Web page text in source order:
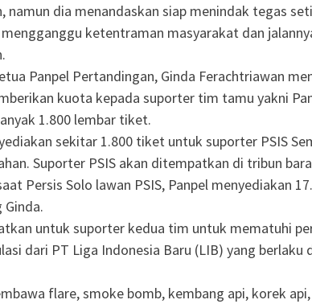
namun dia menandaskan siap menindak tegas
ketentraman masyarakat dan
Panpel Pertandingan, Ginda Ferachtriawan
kuota kepada suporter tim tamu yakni
1.800 lembar tiket.
sekitar 1.800 tiket untuk suporter PSIS
Suporter PSIS akan ditempatkan di tribun
Persis Solo lawan PSIS, Panpel menyediakan
untuk suporter kedua tim untuk mematuhi
dari PT Liga Indonesia Baru (LIB) yang berlaku
flare, smoke bomb, kembang api, korek